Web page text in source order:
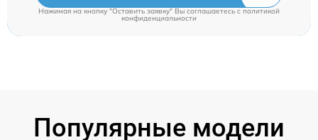
Нажимая на кнопку "Оставить заявку" Вы соглашаетесь cполитикой
конфиденциальности
Популярные модели